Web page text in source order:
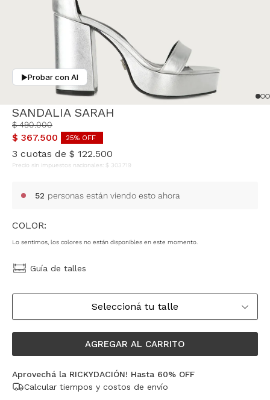
▶Probar con AI
SANDALIA SARAH
$ 490.000
$ 367.500 25% OFF
3 cuotas de $ 122.500
Precio sin impuestos nacionales: $ 303 719
52 personas están viendo esto ahora
COLOR:
Lo sentimos, los colores no están disponibles en este momento.
Guía de talles
Seleccioná tu talle
AGREGAR AL CARRITO
Aprovechá la RICKYDACIÓN! Hasta 60% OFF
Calcular tiempos y costos de envío